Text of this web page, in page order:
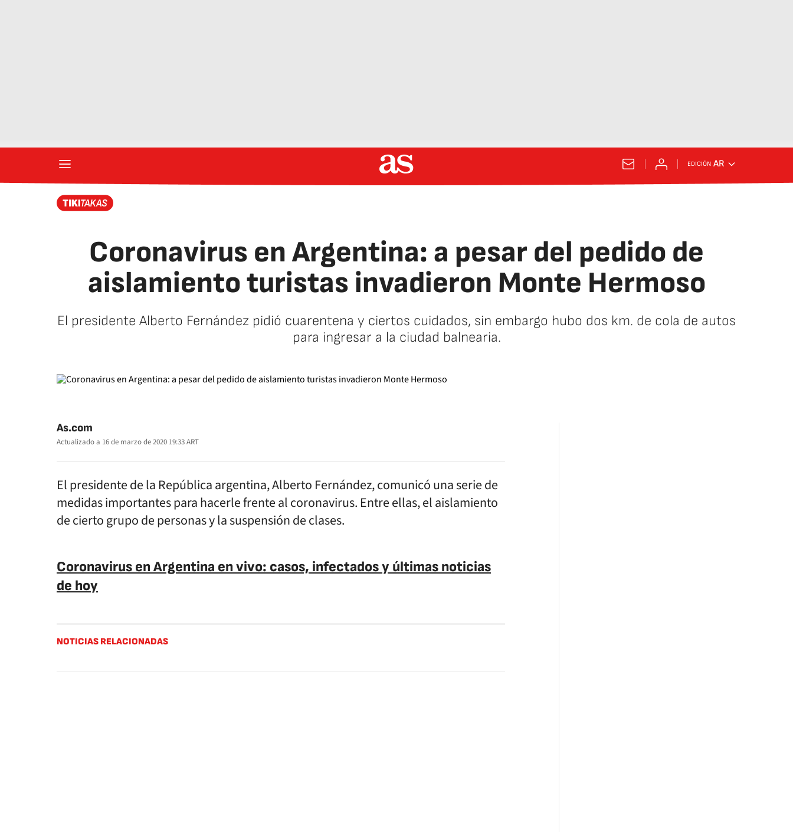
EDICIÓN AR
Coronavirus en Argentina: a pesar del pedido de
aislamiento turistas invadieron Monte Hermoso
El presidente Alberto Fernández pidió cuarentena y ciertos cuidados, sin embargo hubo dos km. de cola de autos
para ingresar a la ciudad balnearia.
As.com
Actualizado a 16 de marzo de 2020 19:33ART
El presidente de la República argentina, Alberto Fernández, comunicó una serie de
medidas importantes para hacerle frente al coronavirus. Entre ellas, el aislamiento
de cierto grupo de personas y la suspensión de clases.
Coronavirus en Argentina en vivo: casos, infectados y últimas noticias
de hoy
NOTICIAS RELACIONADAS